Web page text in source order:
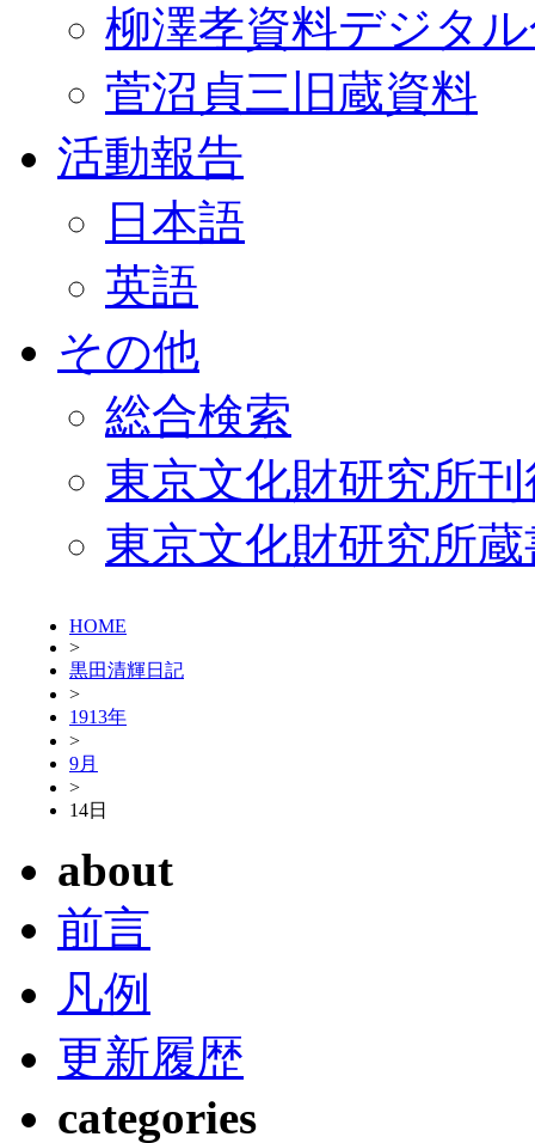
柳澤孝資料デジタ
菅沼貞三旧蔵資料
活動報告
日本語
英語
その他
総合検索
東京文化財研究所
東京文化財研究所
HOME
>
黒田清輝日記
>
1913年
>
9月
>
14日
about
前言
凡例
更新履歴
categories